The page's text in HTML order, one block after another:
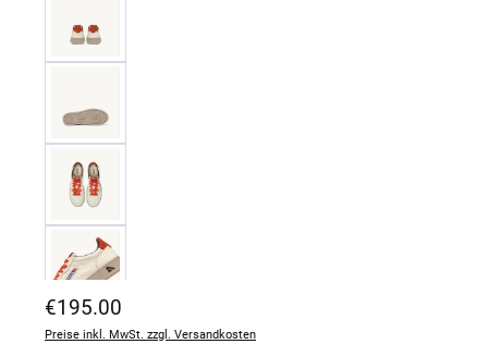
Regulärer Preis:
€195.00
Preise inkl. MwSt. zzgl. Versandkosten